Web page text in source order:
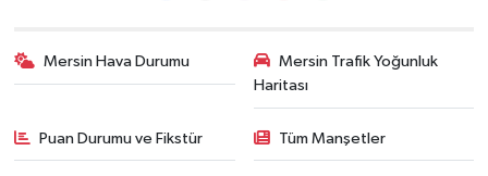
Mersin Hava Durumu
Mersin Trafik Yoğunluk
Haritası
Puan Durumu ve Fikstür Tüm Manşetler